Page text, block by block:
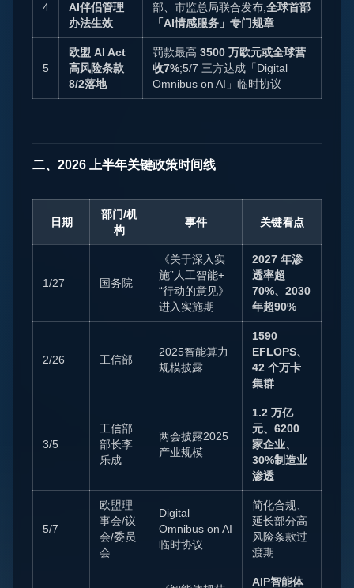
4
AI伴侣管理
办法生效
部、市监总局联合发布, 全球首部
「AI情感服务」专门规章
5
欧盟 AI Act
高风险条款
8/2落地
罚款最高 3500 万欧元或全球营
收7%;5/7 三方达成「Digital
Omnibus on AI」临时协议
二、2026 上半年关键政策时间线
日期
部门/机
构
事件 关键看点
1/27 国务院
《关于深入实
施”人工智能+
“行动的意见》
进入实施期
2027 年渗
透率超
70%、2030
年超90%
2/26 工信部
2025智能算力
规模披露
1590
EFLOPS、
42 个万卡
集群
3/5
工信部
部长李
乐成
两会披露2025
产业规模
1.2 万亿
元、6200
家企业、
30%制造业
渗透
5/7
欧盟理
事会/议
会/委员
会
Digital
Omnibus on AI
临时协议
简化合规、
延长部分高
风险条款过
渡期
AIP智能体